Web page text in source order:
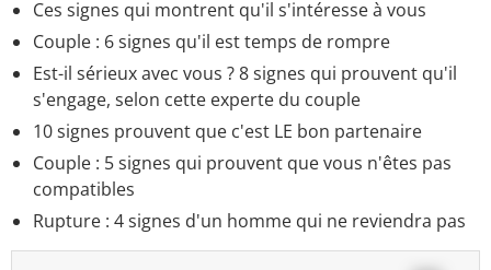
Ces signes qui montrent qu'il s'intéresse à vous
Couple : 6 signes qu'il est temps de rompre
Est-il sérieux avec vous ? 8 signes qui prouvent qu'il
s'engage, selon cette experte du couple
10 signes prouvent que c'est LE bon partenaire
Couple : 5 signes qui prouvent que vous n'êtes pas
compatibles
Rupture : 4 signes d'un homme qui ne reviendra pas